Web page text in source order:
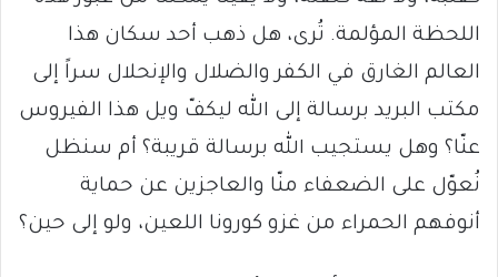
اللحظة المؤلمة. تُرى، هل ذهب أحد سكان هذا
العالم الغارق في الكفر والضلال والإنحلال سراً إلى
مكتب البريد برسالة إلى الله ليكفّ ويل هذا الفيروس
عنّا؟ وهل يستجيب الله برسالة قريبة؟ أم سنظل
نُعوّل على الضعفاء منّا والعاجزين عن حماية
أنوفهم الحمراء من غزو كورونا اللعين، ولو إلى حين؟